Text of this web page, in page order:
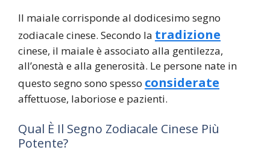
Il maiale corrisponde al dodicesimo segno
zodiacale cinese. Secondo la tradizione
cinese, il maiale è associato alla gentilezza,
all’onestà e alla generosità. Le persone nate in
questo segno sono spesso considerate
affettuose, laboriose e pazienti.
Qual È Il Segno Zodiacale Cinese Più
Potente?